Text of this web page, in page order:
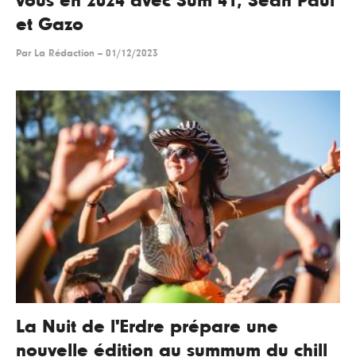
et Gazo
Par La Rédaction -- 01/12/2023
La Nuit de l'Erdre prépare une
nouvelle édition au summum du chill